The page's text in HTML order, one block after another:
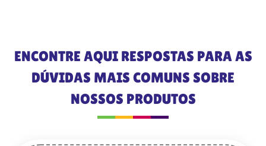
ENCONTRE AQUI RESPOSTAS PARA AS
DÚVIDAS MAIS COMUNS SOBRE
NOSSOS PRODUTOS